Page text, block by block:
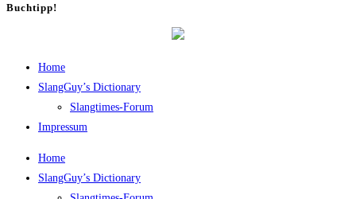
Buch­tipp!
Home
SlangGuy’s Dic­tion­a­ry
Slang­times-Forum
Impres­sum
Home
SlangGuy’s Dic­tion­a­ry